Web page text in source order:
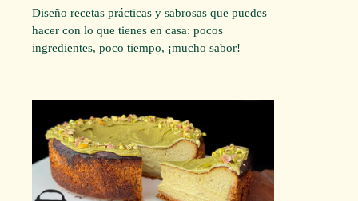
Diseño recetas prácticas y sabrosas que puedes
hacer con lo que tienes en casa: pocos
ingredientes, poco tiempo, ¡mucho sabor!